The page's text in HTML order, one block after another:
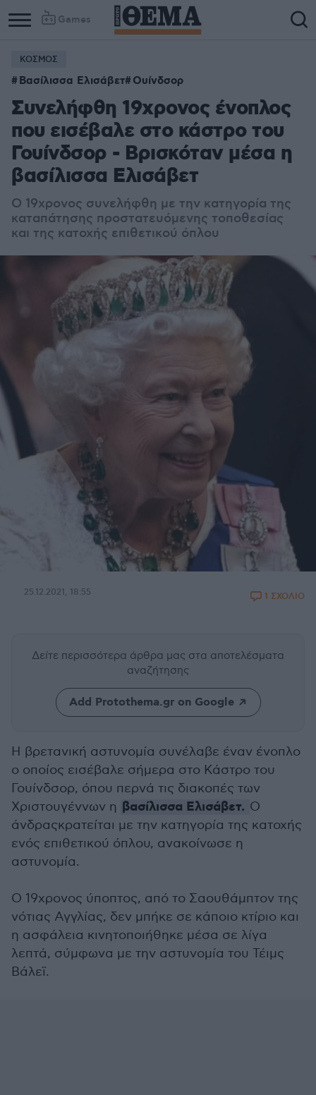
Games
ΚΟΣΜΟΣ
Βασίλισσα Ελισάβετ Ουίνδσορ
Συνελήφθη 19χρονος ένοπλος
που εισέβαλε στο κάστρο του
Γουίνδσορ - Βρισκόταν μέσα η
βασίλισσα Ελισάβετ
O 19χρονος συνελήφθη με την κατηγορία της
καταπάτησης προστατευόμενης τοποθεσίας
και της κατοχής επιθετικού όπλου
25.12.2021, 18:55 1 ΣΧΟΛΙΟ
Δείτε περισσότερα άρθρα μας στα αποτελέσματα
αναζήτησης
Add Protothema.gr on Google
Η βρετανική αστυνομία συνέλαβε έναν ένοπλο
ο οποίος εισέβαλε σήμερα στο Κάστρο του
Γουίνδσορ, όπου περνά τις διακοπές των
Χριστουγέννων η βασίλισσα Ελισάβετ. Ο
άνδραςκρατείται με την κατηγορία της κατοχής
ενός επιθετικού όπλου, ανακοίνωσε η
αστυνομία.
Ο 19χρονος ύποπτος, από το Σαουθάμπτον της
νότιας Αγγλίας, δεν μπήκε σε κάποιο κτίριο και
η ασφάλεια κινητοποιήθηκε μέσα σε λίγα
λεπτά, σύμφωνα με την αστυνομία του Τέιμς
Βάλεϊ.